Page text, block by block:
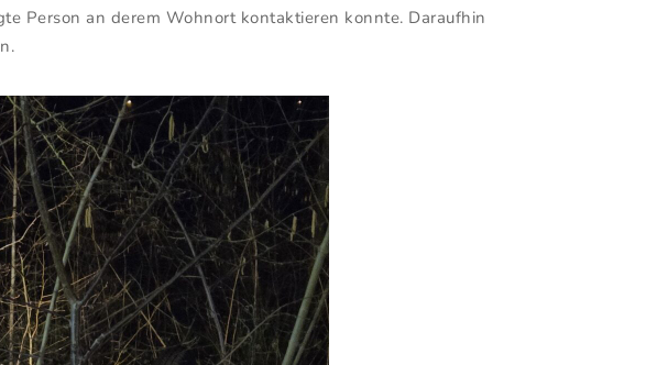
Person an derem Wohnort kontaktieren konnte. Daraufhin